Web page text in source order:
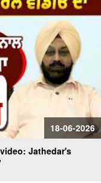
18-06-2026
Jathedar's